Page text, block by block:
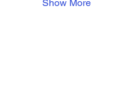
Show More